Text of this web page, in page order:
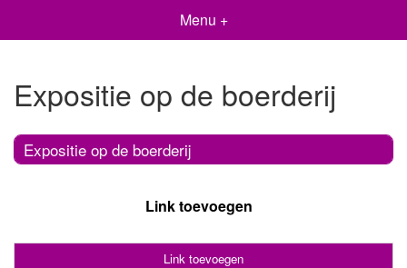
Menu +
Expositie op de boerderij
Expositie op de boerderij
Link toevoegen
Link toevoegen